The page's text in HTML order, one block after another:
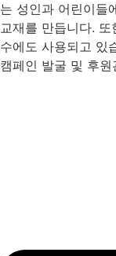
는 성인과 어린이들
교재를 만듭니다.
수에도 사용되고 있
캠페인 발굴 및 후